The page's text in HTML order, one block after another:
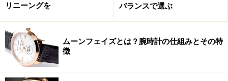
リニーングを
バランスで選ぶ
ムーンフェイズとは？腕時計の仕組みとその特
徴